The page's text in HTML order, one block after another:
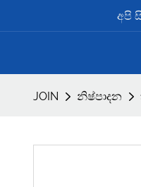
අපි
JOIN නිෂ්පාදන